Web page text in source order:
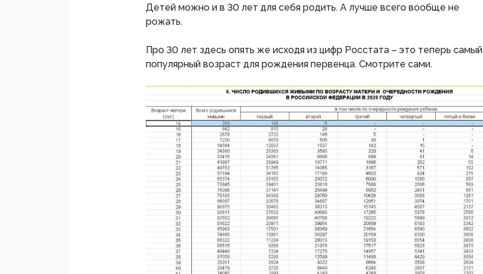
Детей можно и в 30 лет для себя родить. А лучше всего вообще не
рожать.
Про 30 лет здесь опять же исходя из цифр Росстата – это теперь самый
популярный возраст для рождения первенца. Смотрите сами.